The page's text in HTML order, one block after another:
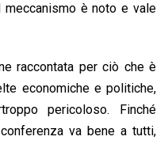
è noto e vale
raccontata per ciò che è
economiche e politiche,
pericoloso. Finché
va bene a tutti,